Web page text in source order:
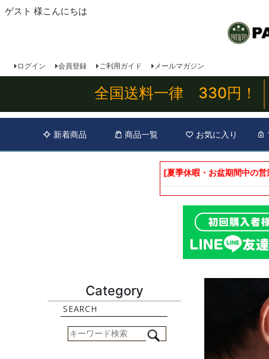
ゲスト 様こんにちは
ログイン 会員登録 ご利用ガイド メールマガジン
全国送料一律 330円！
新着商品 商品一覧 お気に入り
[夏季休暇・お盆期間中の
Category